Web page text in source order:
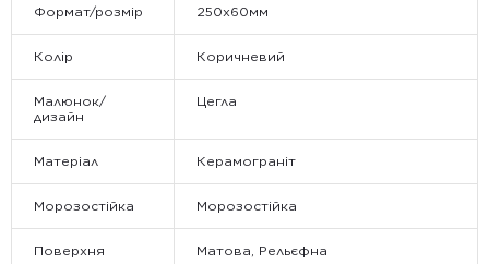
Формат/розмір 250x60мм
Колір Коричневий
Малюнок/
дизайн
Цегла
Матеріал Керамограніт
Морозостійка Морозостійка
Поверхня Матова, Рельєфна